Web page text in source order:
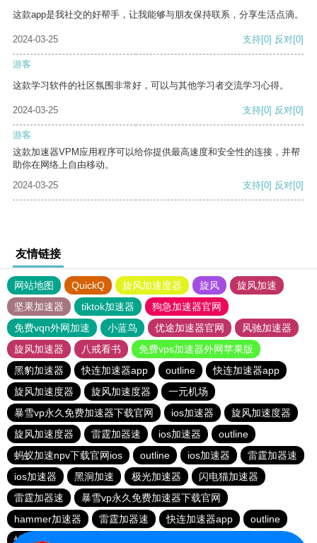
这款app是我社交的好帮手，让我能够与朋友保持联系，分享生活点滴。
2024-03-25 支持[0] 反对[0]
游客
这款学习软件的社区氛围非常好，可以与其他学习者交流学习心得。
2024-03-25 支持[0] 反对[0]
游客
这款加速器VPM应用程序可以给你提供最高速度和安全性的连接，并帮
助你在网络上自由移动。
2024-03-25
支持[0] 反对[0]
友情链接
网站地图 QuickQ 旋风加速度器 旋风
旋风加速
坚果加速器
tiktok加速器
狗急加速器官网
免费vqn外网加速
小蓝鸟 优途加速器官网
风驰加速器
旋风加速器
八戒看书
免费vps加速器外网苹果版
黑豹加速器
快连加速器app outline
快连加速器app
旋风加速度器
旋风加速度器
一元机场
暴雪vp永久免费加速器下载官网
ios加速器
旋风加速度器
旋风加速度器
雷霆加器速 ios加速器
outline
蚂蚁加速npv下载官网ios
outline ios加速器
雷霆加器速
ios加速器
黑洞加速 极光加速器
闪电猫加速器
雷霆加器速
暴雪vp永久免费加速器下载官网
hammer加速器
雷霆加器速 快连加速器app
outline
快连加速器app